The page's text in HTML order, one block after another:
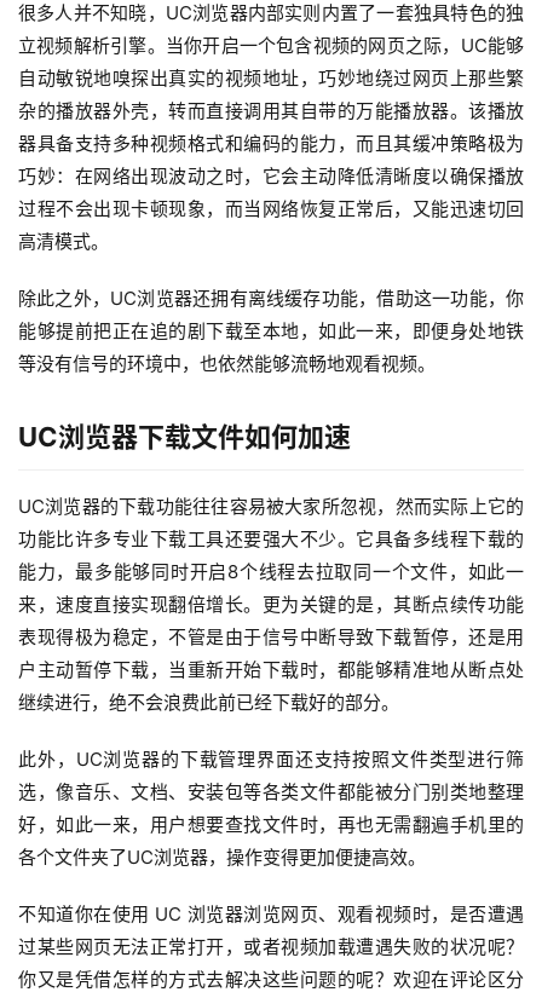
很多人并不知晓，UC浏览器内部实则内置了一套独具特色的独
立视频解析引擎。当你开启一个包含视频的网页之际，UC能够
自动敏锐地嗅探出真实的视频地址，巧妙地绕过网页上那些繁
杂的播放器外壳，转而直接调用其自带的万能播放器。该播放
器具备支持多种视频格式和编码的能力，而且其缓冲策略极为
巧妙：在网络出现波动之时，它会主动降低清晰度以确保播放
过程不会出现卡顿现象，而当网络恢复正常后，又能迅速切回
高清模式。
除此之外，UC浏览器还拥有离线缓存功能，借助这一功能，你
能够提前把正在追的剧下载至本地，如此一来，即便身处地铁
等没有信号的环境中，也依然能够流畅地观看视频。
UC浏览器下载文件如何加速
UC浏览器的下载功能往往容易被大家所忽视，然而实际上它的
功能比许多专业下载工具还要强大不少。它具备多线程下载的
能力，最多能够同时开启8个线程去拉取同一个文件，如此一
来，速度直接实现翻倍增长。更为关键的是，其断点续传功能
表现得极为稳定，不管是由于信号中断导致下载暂停，还是用
户主动暂停下载，当重新开始下载时，都能够精准地从断点处
继续进行，绝不会浪费此前已经下载好的部分。
此外，UC浏览器的下载管理界面还支持按照文件类型进行筛
选，像音乐、文档、安装包等各类文件都能被分门别类地整理
好，如此一来，用户想要查找文件时，再也无需翻遍手机里的
各个文件夹了UC浏览器，操作变得更加便捷高效。
不知道你在使用 UC 浏览器浏览网页、观看视频时，是否遭遇
过某些网页无法正常打开，或者视频加载遭遇失败的状况呢？
你又是凭借怎样的方式去解决这些问题的呢？欢迎在评论区分